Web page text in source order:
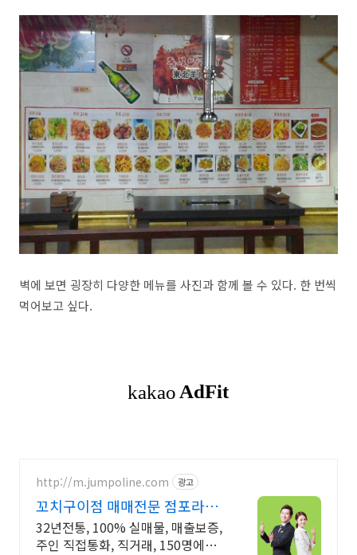
벽에 보면 굉장히 다양한 메뉴를 사진과 함께 볼 수 있다. 한 번씩
먹어보고 싶다.
http://m.jumpoline.com 광고
꼬치구이점 매매전문 점포라인
빠른 직거래 & 안전중개거래
32년전통, 100% 실매물, 매출보증,
주인 직접통화, 직거래, 150명에이